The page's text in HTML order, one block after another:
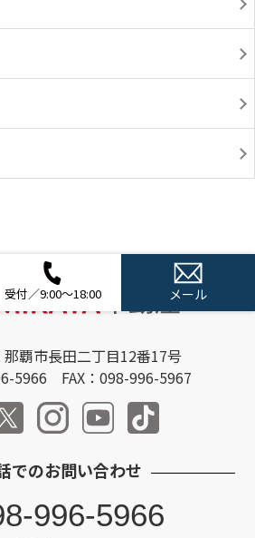
受付／9:00～18:00 メール
那覇市長田二丁目12番17号
5966 FAX：098-996-5967
でのお問い合わせ
996-5966